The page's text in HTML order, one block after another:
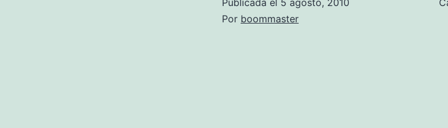
Publicada el 5 agosto, 2010
Por boommaster